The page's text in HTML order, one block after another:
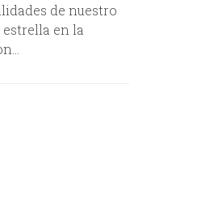
de nuestro
en la